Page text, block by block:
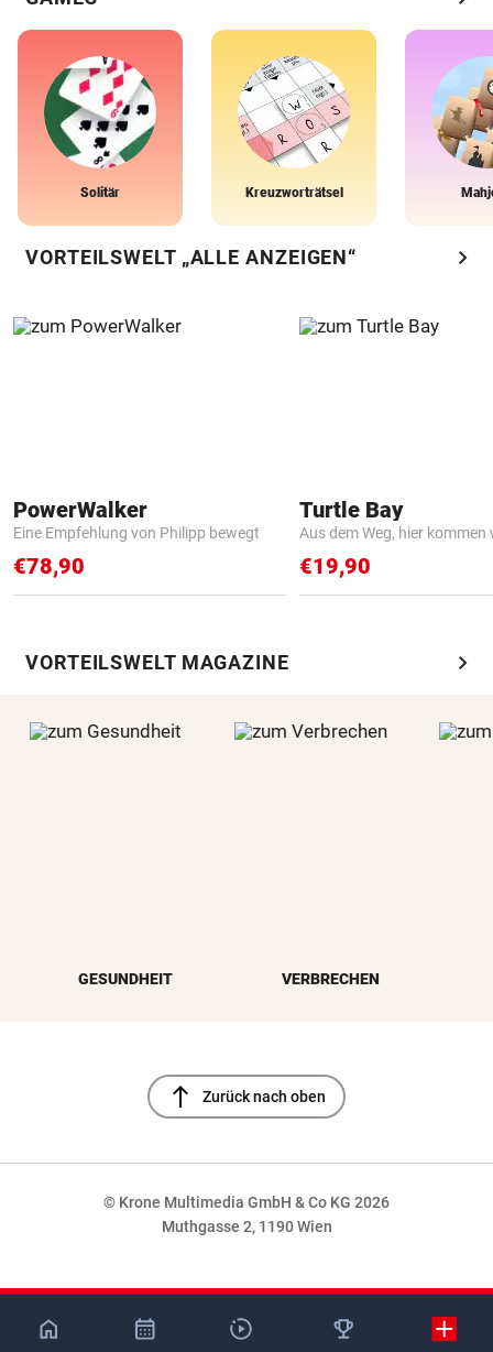
Solitär Kreuzworträtsel
VORTEILSWELT „ALLE ANZEIGEN“ chevron_right
PowerWalker
Eine Empfehlung von Philipp bewegt
€78,90
Turtle Bay
Aus dem Weg, hier kommen
€19,90
VORTEILSWELT MAGAZINE chevron_right
GESUNDHEIT VERBRECHEN
north Zurück nach oben
© Krone Multimedia GmbH & Co KG 2026
Muthgasse 2, 1190 Wien
NaN%